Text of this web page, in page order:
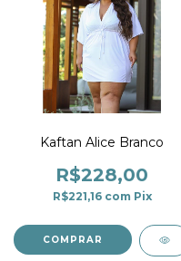
Kaftan Alice Branco
R$228,00
R$221,16 com Pix
COMPRAR